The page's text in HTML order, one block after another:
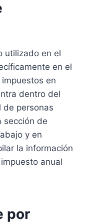
utilizado en el
en el
en
dentro del
de personas
sección de
y en
la información
anual
por